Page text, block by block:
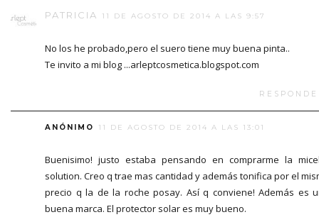
PATRICIA 11 DE AGOSTO DE 2014 A LAS 9:57
No los he probado,pero el suero tiene muy buena pinta..
Te invito a mi blog ...arleptcosmetica.blogspot.com
ANÓNIMO 11 DE AGOSTO DE 2014 A LAS 13:01
Buenisimo! justo estaba pensando en comprarme la
solution. Creo q trae mas cantidad y además tonifica por el
precio q la de la roche posay. Así q conviene! Además es
buena marca. El protector solar es muy bueno.